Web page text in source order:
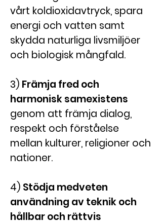
vårt koldioxidavtryck, spara
energi och vatten samt
skydda naturliga livsmiljöer
och biologisk mångfald.
3) Främja fred och
harmonisk samexistens
genom att främja dialog,
respekt och förståelse
mellan kulturer, religioner och
nationer.
4) Stödja medveten
användning av teknik och
hållbar och rättvis